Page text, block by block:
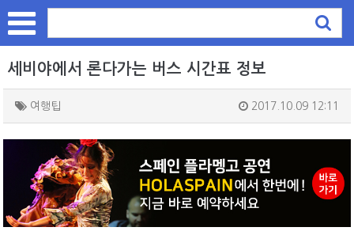
세비야에서 론다가는 버스 시간표 정보
여행팁 2017.10.09 12:11